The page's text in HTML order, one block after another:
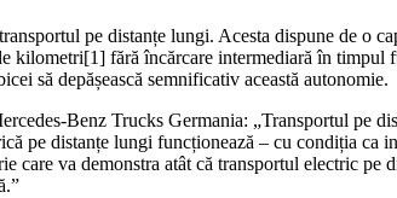
pe distanțe lungi. Acesta dispune de o
kilometri[1] fără încărcare intermediară în
să depășească semnificativ această autonomie.
Benz Trucks Germania: „Transportul pe
pe distanțe lungi funcționează – cu condiția
care va demonstra atât că transportul electric